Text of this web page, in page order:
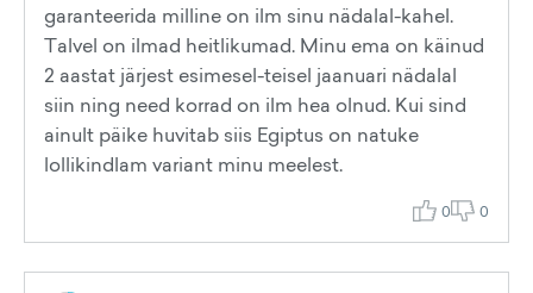
garanteerida milline on ilm sinu nädalal-kahel.
Talvel on ilmad heitlikumad. Minu ema on käinud
2 aastat järjest esimesel-teisel jaanuari nädalal
siin ning need korrad on ilm hea olnud. Kui sind
ainult päike huvitab siis Egiptus on natuke
lollikindlam variant minu meelest.
0 0